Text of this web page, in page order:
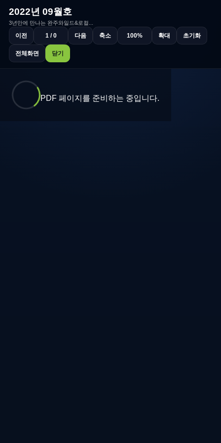
2022년 09월호
3년만에 만나는 완주와일드&로컬...
이전 1 / 0 다음 축소 100% 확대 초기화
전체화면 닫기
PDF 페이지를 준비하는 중입니다.